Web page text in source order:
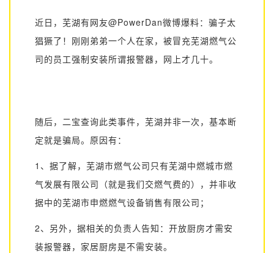
近日，芜湖有网友@PowerDan微博爆料：骗子太
猖獗了！刚刚弟弟一个人在家，被冒充芜湖燃气公
司的员工强制安装所谓报警器，网上才几十。
随后，二宝查询此类事件，芜湖并非一次，基本断
定就是骗局。原因有：
1、据了解，芜湖市燃气公司只有芜湖中燃城市燃
气发展有限公司 （就是我们交燃气费的），并非收
据中的芜湖市申燃燃气设备销售有限公司；
2、另外，据相关的负责人告知：开放厨房才需安
装报警器，家居厨房是不需安装。